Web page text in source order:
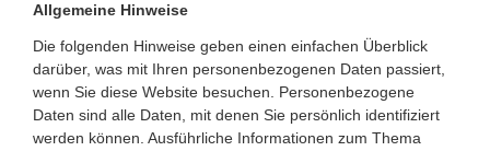
Allgemeine Hinweise
Die folgenden Hinweise geben einen einfachen Überblick
darüber, was mit Ihren personenbezogenen Daten passiert,
wenn Sie diese Website besuchen. Personenbezogene
Daten sind alle Daten, mit denen Sie persönlich identifiziert
werden können. Ausführliche Informationen zum Thema